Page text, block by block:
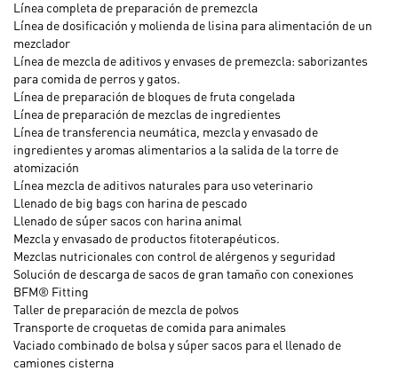
Línea completa de preparación de premezcla
Línea de dosificación y molienda de lisina para alimentación de un
mezclador
Línea de mezcla de aditivos y envases de premezcla: saborizantes
para comida de perros y gatos.
Línea de preparación de bloques de fruta congelada
Línea de preparación de mezclas de ingredientes
Línea de transferencia neumática, mezcla y envasado de
ingredientes y aromas alimentarios a la salida de la torre de
atomización
Línea mezcla de aditivos naturales para uso veterinario
Llenado de big bags con harina de pescado
Llenado de súper sacos con harina animal
Mezcla y envasado de productos fitoterapéuticos.
Mezclas nutricionales con control de alérgenos y seguridad
Solución de descarga de sacos de gran tamaño con conexiones
BFM® Fitting
Taller de preparación de mezcla de polvos
Transporte de croquetas de comida para animales
Vaciado combinado de bolsa y súper sacos para el llenado de
camiones cisterna